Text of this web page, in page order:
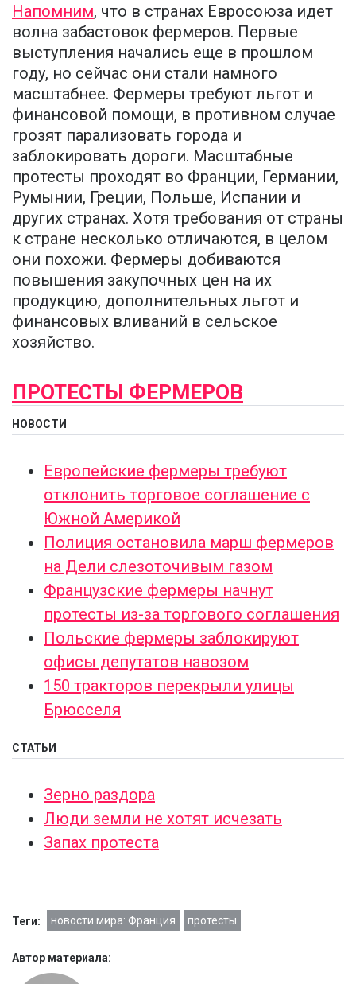
Напомним, что в странах Евросоюза идет
волна забастовок фермеров. Первые
выступления начались еще в прошлом
году, но сейчас они стали намного
масштабнее. Фермеры требуют льгот и
финансовой помощи, в противном случае
грозят парализовать города и
заблокировать дороги. Масштабные
протесты проходят во Франции, Германии,
Румынии, Греции, Польше, Испании и
других странах. Хотя требования от страны
к стране несколько отличаются, в целом
они похожи. Фермеры добиваются
повышения закупочных цен на их
продукцию, дополнительных льгот и
финансовых вливаний в сельское
хозяйство.
ПРОТЕСТЫ ФЕРМЕРОВ
НОВОСТИ
Европейские фермеры требуют
отклонить торговое соглашение с
Южной Америкой
Полиция остановила марш фермеров
на Дели слезоточивым газом
Французские фермеры начнут
протесты из-за торгового соглашения
Польские фермеры заблокируют
офисы депутатов навозом
150 тракторов перекрыли улицы
Брюсселя
СТАТЬИ
Зерно раздора
Люди земли не хотят исчезать
Запах протеста
Теги: новости мира: Франция протесты
Автор материала: